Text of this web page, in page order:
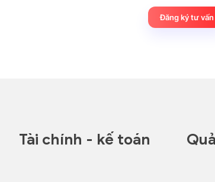
Đăng ký tư vấn
Tài chính - kế toán